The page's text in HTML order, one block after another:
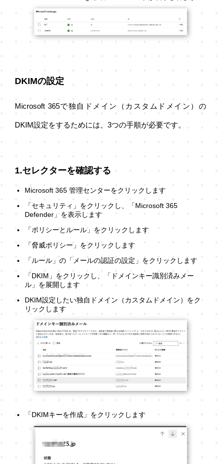
DKIMの設定
Microsoft 365で独自ドメイン（カスタムドメイン）の
DKIM設定をするためには、3つの手順が必要です。
1.セレクターを確認する
Microsoft 365 管理センターをクリックします
「セキュリティ」をクリックし、「Microsoft 365
Defender」を表示します
「ポリシーとルール」をクリックします
「脅威ポリシー」をクリックします
「ルール」の「メールの認証の設定」をクリックします
「DKIM」をクリックし、「ドメインキー識別済みメー
ル」を展開します
DKIM設定したい独自ドメイン（カスタムドメイン）をク
リックします
「DKIMキーを作成」をクリックします